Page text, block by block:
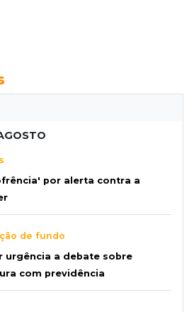
por alerta contra a
de fundo
urgência a debate sobre
com previdência